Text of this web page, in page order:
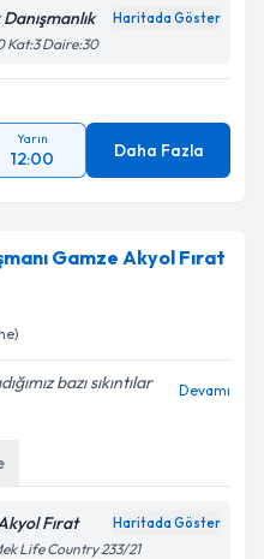
Haritada Göster
Kat:3 Daire:30
Yarın
12:00 Daha Fazla
Gamze Akyol Fırat
bazı sıkıntılar
Devamı
Fırat Haritada Göster
Life Country 233/21